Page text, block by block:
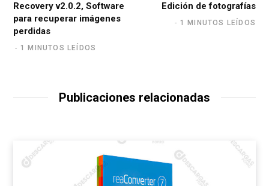
Recovery v2.0.2, Software
para recuperar imágenes
perdidas
1 MINUTOS LEÍDOS
Edición de fotografías
1 MINUTOS LEÍDOS
Publicaciones relacionadas